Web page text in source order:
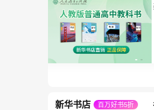
新华书店 百万好书5折